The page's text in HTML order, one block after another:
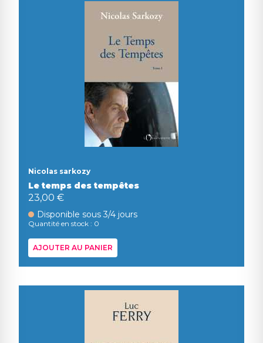
Nicolas sarkozy
Le temps des tempêtes
23,00 €
Disponible sous 3/4 jours
Quantité en stock : 0
AJOUTER AU PANIER